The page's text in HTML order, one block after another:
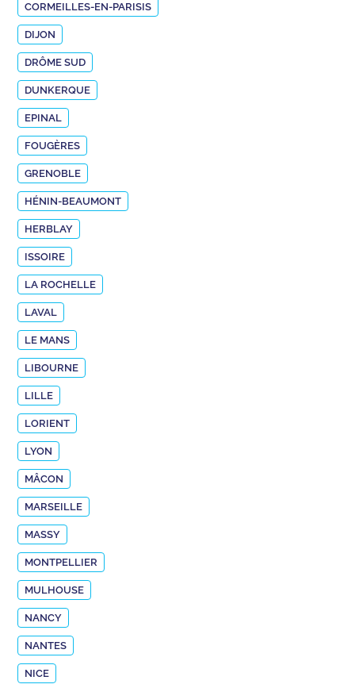
CORMEILLES-EN-PARISIS
DIJON
DRÔME SUD
DUNKERQUE
EPINAL
FOUGÈRES
GRENOBLE
HÉNIN-BEAUMONT
HERBLAY
ISSOIRE
LA ROCHELLE
LAVAL
LE MANS
LIBOURNE
LILLE
LORIENT
LYON
MÂCON
MARSEILLE
MASSY
MONTPELLIER
MULHOUSE
NANCY
NANTES
NICE